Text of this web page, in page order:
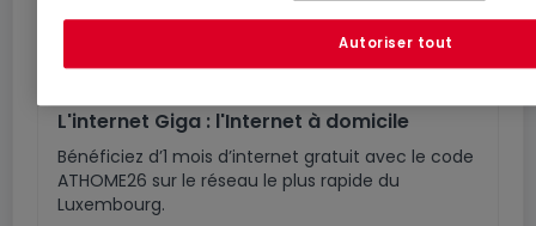
Internet
L'internet Giga : l'Internet à domicile
Bénéficiez d’1 mois d’internet gratuit avec le code
ATHOME26 sur le réseau le plus rapide du
Luxembourg.
Autoriser tout